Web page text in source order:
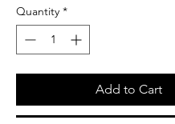
Quantity *
Add to Cart